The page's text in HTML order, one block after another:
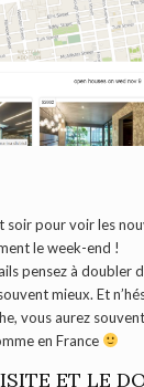
soir pour voir les
le week-end !
pensez à doubler
mieux. Et
vous aurez
en France
ET LE